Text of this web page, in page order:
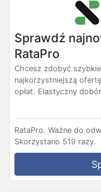
Sprawdź
RataPro
Chcesz zdobyć
najkorzystniejszą
opłat. Elastyczny
RataPro. Ważne do
Skorzystano 519 razy.